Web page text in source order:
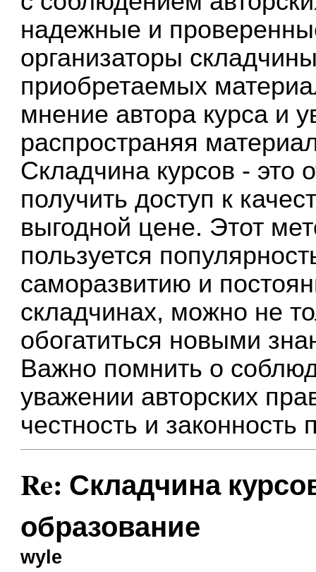
надежные и
организаторы
приобретаемых
мнение автора курса и
распространяя
Складчина курсов - это
получить доступ к
выгодной цене. Этот
пользуется
саморазвитию и
складчинах, можно не
обогатиться новыми
Важно помнить о
уважении авторских
честность и законность
Re: Складчина
образование
wyle